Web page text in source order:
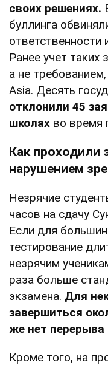
своих решениях.
буллинга
ответственности
Ранее учет таких
а не требованием,
Asia. Десять
отклонили 45
школах во время
Как проходили
нарушением
Незрячие
часов на сдачу
Если для
тестирование
незрячим
раза больше
экзамена. Для
завершиться
же нет перерыва
Кроме того, на